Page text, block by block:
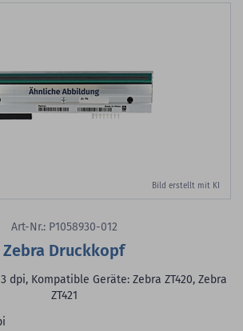
Bild erstellt mit KI
Art-Nr.: P1058930-012
Zebra Druckkopf
dpi, Kompatible Geräte: Zebra ZT420, Zebra
ZT421